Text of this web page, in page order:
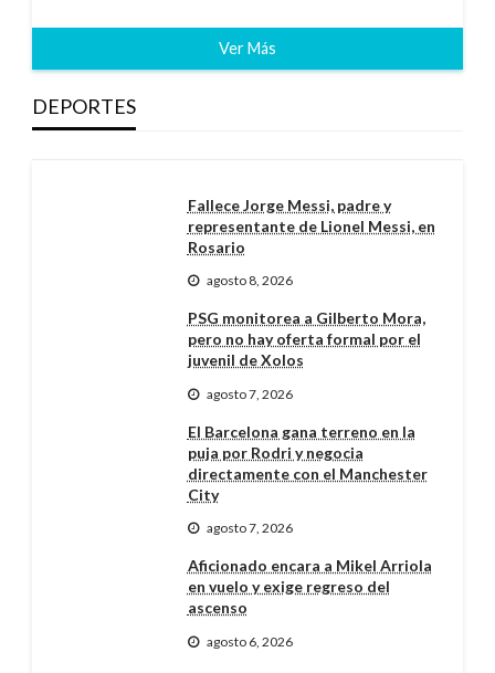
Ver Más
DEPORTES
Fallece Jorge Messi, padre y
representante de Lionel Messi, en
Rosario
agosto 8, 2026
PSG monitorea a Gilberto Mora,
pero no hay oferta formal por el
juvenil de Xolos
agosto 7, 2026
El Barcelona gana terreno en la
puja por Rodri y negocia
directamente con el Manchester
City
agosto 7, 2026
Aficionado encara a Mikel Arriola
en vuelo y exige regreso del
ascenso
agosto 6, 2026